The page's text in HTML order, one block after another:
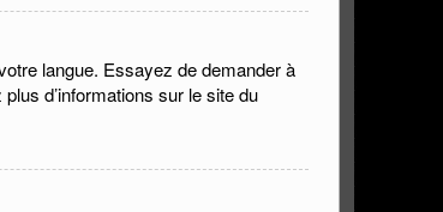
langue. Essayez de demander à
d’informations sur le site du